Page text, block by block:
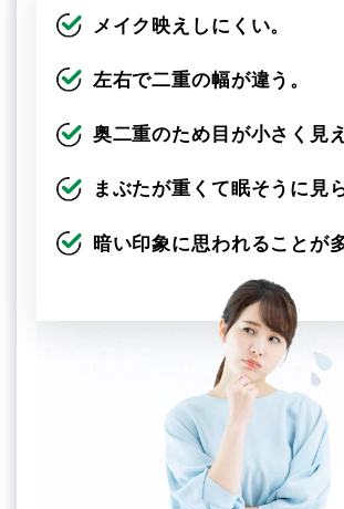
メイク映えしにくい。
左右で二重の幅が違う。
奥二重のため目が小さく見
まぶたが重くて眠そうに見
暗い印象に思われることが